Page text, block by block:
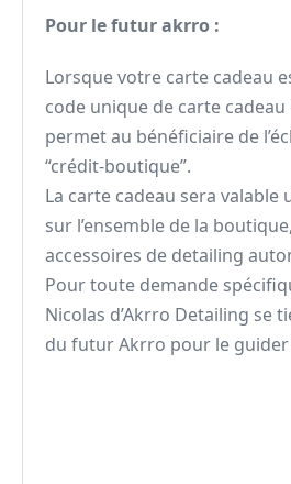
Pour le futur akrro :
Lorsque votre carte cadeau
code unique de carte
permet au bénéficiaire de
“crédit-boutique”.
La carte cadeau sera valable
sur l’ensemble de la
accessoires de detailing
Pour toute demande
Nicolas d’Akrro Detailing se
du futur Akrro pour le guider